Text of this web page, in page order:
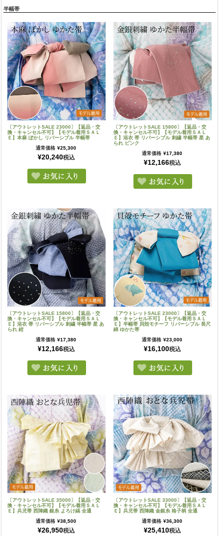
半幅帯
〔アウトレットSALE 23000〕【返品・交
換・キャンセル不可】【モデル着用ＳＡＬ
Ｅ】本麻 ぼかし リバーシブル 半幅帯
通常価格 ¥25,300
¥20,240税込
〔アウトレットSALE 15800〕【返品・交
換・キャンセル不可】【モデル着用ＳＡＬ
Ｅ】浴衣 帯 リバーシブル 刺繍 半幅帯 星 あ
られ ピンク
通常価格 ¥17,380
¥12,166税込
〔アウトレットSALE 15800〕【返品・交
換・キャンセル不可】【モデル着用ＳＡＬ
Ｅ】浴衣 帯 リバーシブル 刺繍 半幅帯 星 あ
られ 紺
通常価格 ¥17,380
¥12,166税込
〔アウトレットSALE 23000〕【返品・交
換・キャンセル不可】【モデル着用ＳＡＬ
Ｅ】半幅帯 貝殻モチーフ リバーシブル 長尺
綿 ゆかた帯
通常価格 ¥23,000
¥16,100税込
〔アウトレットSALE 35000〕【返品・交
換・キャンセル不可】【モデル着用ＳＡＬ
Ｅ】兵児帯 西陣織 銀糸 よろけ縞 全通
通常価格 ¥38,500
¥26,950税込
〔アウトレットSALE 33000〕【返品・交
換・キャンセル不可】【モデル着用ＳＡＬ
Ｅ】兵児帯 西陣織 金銀糸 格子柄 全通
通常価格 ¥36,300
¥25,410税込